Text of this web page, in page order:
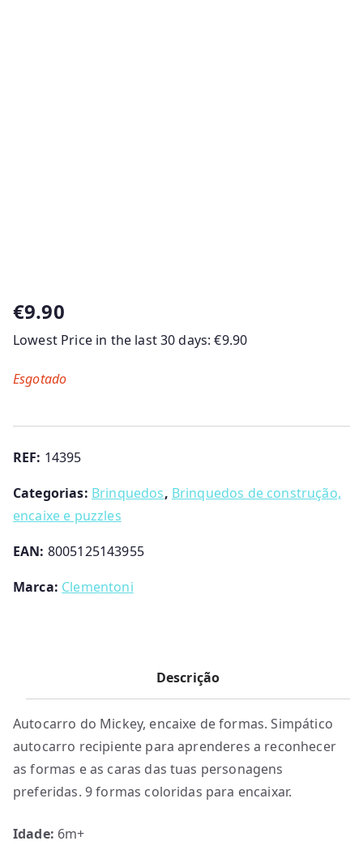
€9.90
Lowest Price in the last 30 days:€9.90
Esgotado
REF: 14395
Categorias: Brinquedos, Brinquedos de construção,
encaixe e puzzles
EAN: 8005125143955
Marca: Clementoni
Descrição
Autocarro do Mickey, encaixe de formas. Simpático
autocarro recipiente para aprenderes a reconhecer
as formas e as caras das tuas personagens
preferidas. 9 formas coloridas para encaixar.
Idade: 6m+